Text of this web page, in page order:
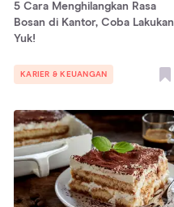
5 Cara Menghilangkan Rasa
Bosan di Kantor, Coba Lakukan
Yuk!
KARIER & KEUANGAN